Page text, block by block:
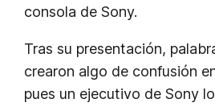
consola de Sony.
Tras su presentación,
crearon algo de confusión
pues un ejecutivo de Sony